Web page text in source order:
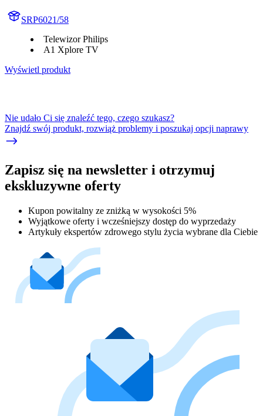
SRP6021/58
Telewizor Philips
A1 Xplore TV
Wyświetl produkt
Nie udało Ci się znaleźć tego, czego szukasz?
Znajdź swój produkt, rozwiąż problemy i poszukaj opcji naprawy
Zapisz się na newsletter i otrzymuj
ekskluzywne oferty
Kupon powitalny ze zniżką w wysokości 5%
Wyjątkowe oferty i wcześniejszy dostęp do wyprzedaży
Artykuły ekspertów zdrowego stylu życia wybrane dla Ciebie